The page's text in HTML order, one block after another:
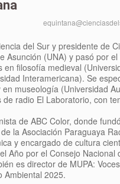
del Sur y presidente de
Asunción (UNA) y pasó por
en filosofía medieval
Interamericana). Se
museología (Universidad
radio El Laboratorio, con
de ABC Color, donde
la Asociación Paraguaya
y encargado de cultura
Año por el Consejo
es director de MUPA:
Ambiental 2025.